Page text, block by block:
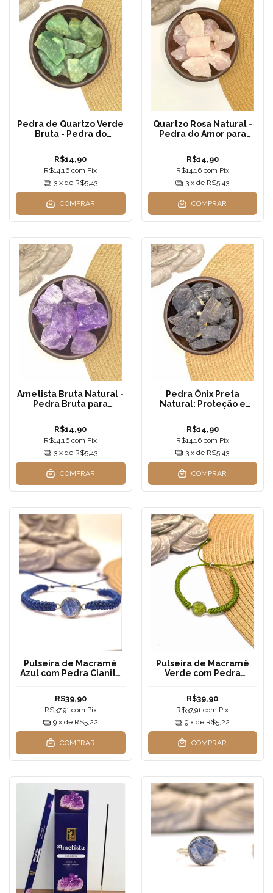
Pedra de Quartzo Verde
Bruta - Pedra do
decoração
R$14,90
R$14,16com Pix
3 x de R$5,43
COMPRAR
Quartzo Rosa Natural -
Pedra do Amor para
Cristaloterapia
R$14,90
R$14,16 com Pix
3 x de R$5,43
COMPRAR
Ametista Bruta Natural -
Pedra Bruta para
Cristaloterapia
R$14,90
R$14,16com Pix
3 x de R$5,43
COMPRAR
Pedra Ônix Preta
Natural: Proteção e
R$14,90
R$14,16 com Pix
3 x de R$5,43
COMPRAR
Pulseira de Macramê
Azul com Pedra Cianita
Unissex
R$39,90
R$37,91 com Pix
9 x de R$5,22
COMPRAR
Pulseira de Macramê
Verde com Pedra
Ajustável Unissex
R$39,90
R$37,91com Pix
9 x de R$5,22
COMPRAR